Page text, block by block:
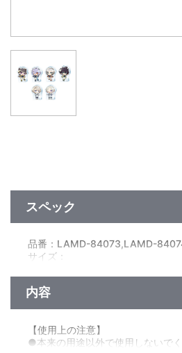
スペック
品番：LAMD-84073,LAMD-
サイズ：
小口十楽：約56mm x 41mm x 厚さ
兎美コト：約55mm x 41mm x 厚
素材：アクリル
内容
【使用上の注意】
●本来の用途以外で使用しないでく